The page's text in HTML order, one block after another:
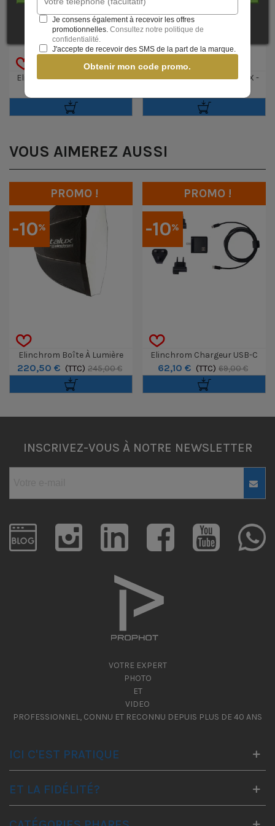
Elinchrom Emetteur Pro X -
Elinchrom Emetteur Pro X -
VOUS AIMEREZ AUSSI
-10%
PROMO !
Elinchrom Boîte À Lumière
Rotalux Octabox Deep 70cm
220,50 € (TTC) 245,00 €
-10%
PROMO !
Elinchrom Chargeur USB-C
65W 1,8 M ONE
62,10 € (TTC) 69,00 €
INSCRIVEZ-VOUS À NOTRE NEWSLETTER
VOTRE EXPERT
PHOTO
ET
VIDEO
PROFESSIONNEL, CONNU ET RECONNU DEPUIS PLUS DE 40 ANS
ICI C'EST PRATIQUE
ET LA FIDÉLITÉ?
Je consens également à recevoir les offres
promotionnelles. Consultez notre politique de
confidentialité.
J'accepte de recevoir des SMS de la part de la marque.
Obtenir mon code promo.